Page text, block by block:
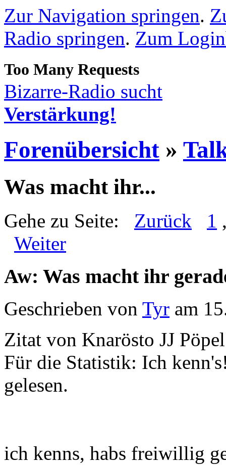
Zur Navigation springen.
Radio springen. Zum
Bizarre-Radio sucht
Verstärkung!
Forenübersicht »
Was macht ihr...
Gehe zu Seite: Zurück 1
Weiter
Aw: Was macht ihr
Geschrieben von Tyr am
Zitat von Knarösto JJ
Für die Statistik: Ich
gelesen.
ich kenns, habs freiwillig